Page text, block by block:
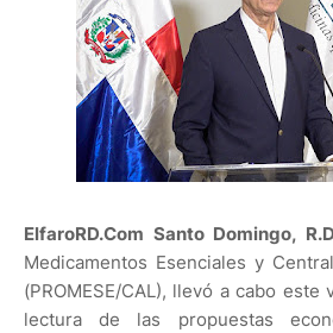
ElfaroRD.Com Santo Domingo,
Medicamentos Esenciales y
(PROMESE/CAL), llevó a cabo
lectura de las propuestas